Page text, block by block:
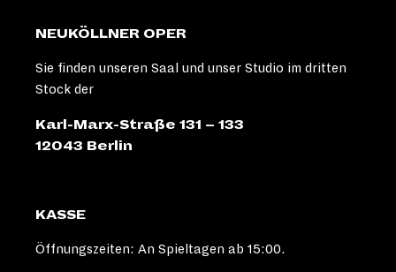
VALENTIN LINK
BERND OESZEVIM
ANICA
HAPPICH |
NEUKÖLLNER OPER
Sie finden unseren Saal und unser Studio im dritten
Stock der
Karl-Marx-Straße 131 – 133
12043 Berlin
KASSE
Öffnungszeiten: An Spieltagen ab 15:00.